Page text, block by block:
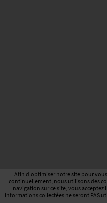
Afin d'optimiser notre site pour
continuellement, nous utilisons des
navigation sur ce site, vous
informations collectées ne seront PAS